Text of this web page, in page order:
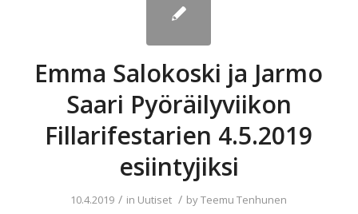
Emma Salokoski ja Jarmo
Saari Pyöräilyviikon
Fillarifestarien 4.5.2019
esiintyjiksi
10.4.2019 / in Uutiset / byTeemu Tenhunen